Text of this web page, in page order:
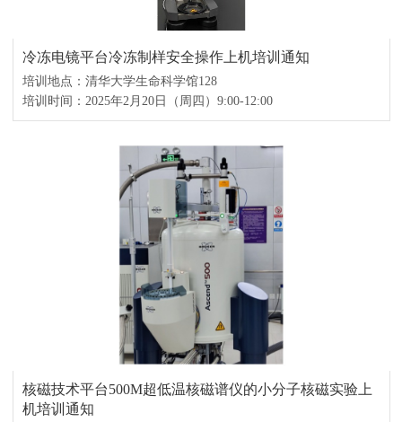
冷冻电镜平台冷冻制样安全操作上机培训通知
培训地点：清华大学生命科学馆128
培训时间：2025年2月20日（周四）9:00-12:00
核磁技术平台500M超低温核磁谱仪的小分子核磁实验上
机培训通知